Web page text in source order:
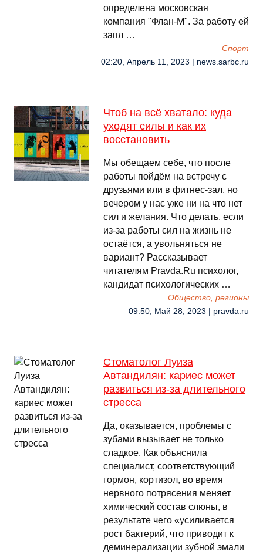
определена московская
компания "Флан-М". За работу ей
запл …
Спорт
02:20, Апрель 11, 2023 | news.sarbc.ru
Чтоб на всё хватало: куда
уходят силы и как их
восстановить
Мы обещаем себе, что после
работы пойдём на встречу с
друзьями или в фитнес-зал, но
вечером у нас уже ни на что нет
сил и желания. Что делать, если
из-за работы сил на жизнь не
остаётся, а увольняться не
вариант? Рассказывает
читателям Pravda.Ru психолог,
кандидат психологических …
Общество, регионы
09:50, Май 28, 2023 | pravda.ru
Стоматолог Луиза
Автандилян: кариес может
развиться из-за длительного
стресса
Да, оказывается, проблемы с
зубами вызывает не только
сладкое. Как объяснила
специалист, соответствующий
гормон, кортизол, во время
нервного потрясения меняет
химический состав слюны, в
результате чего «усиливается
рост бактерий, что приводит к
деминерализации зубной эмали